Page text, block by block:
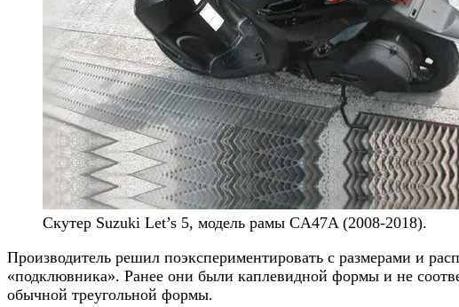
Скутер Suzuki Let’s 5, модель рамы CA47A (2008-2018).
Производитель решил поэкспериментировать с размерами и
«подклювника». Ранее они были каплевидной формы и не
обычной треугольной формы.